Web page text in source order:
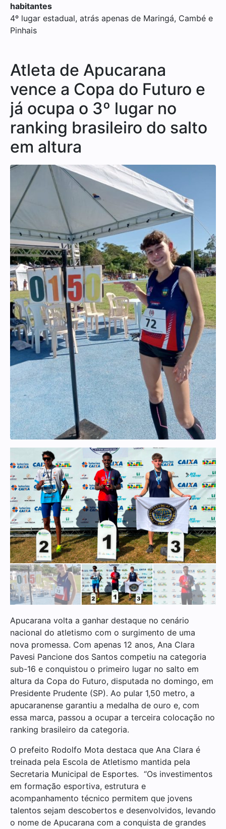
habitantes
4º lugar estadual, atrás apenas de Maringá, Cambé e
Pinhais
Atleta de Apucarana
vence a Copa do Futuro e
já ocupa o 3º lugar no
ranking brasileiro do salto
em altura
Apucarana volta a ganhar destaque no cenário
nacional do atletismo com o surgimento de uma
nova promessa. Com apenas 12 anos, Ana Clara
Pavesi Pancione dos Santos competiu na categoria
sub-16 e conquistou o primeiro lugar no salto em
altura da Copa do Futuro, disputada no domingo, em
Presidente Prudente (SP). Ao pular 1,50 metro, a
apucaranense garantiu a medalha de ouro e, com
essa marca, passou a ocupar a terceira colocação no
ranking brasileiro da categoria.
O prefeito Rodolfo Mota destaca que Ana Clara é
treinada pela Escola de Atletismo mantida pela
Secretaria Municipal de Esportes. “Os investimentos
em formação esportiva, estrutura e
acompanhamento técnico permitem que jovens
talentos sejam descobertos e desenvolvidos, levando
o nome de Apucarana com a conquista de grandes